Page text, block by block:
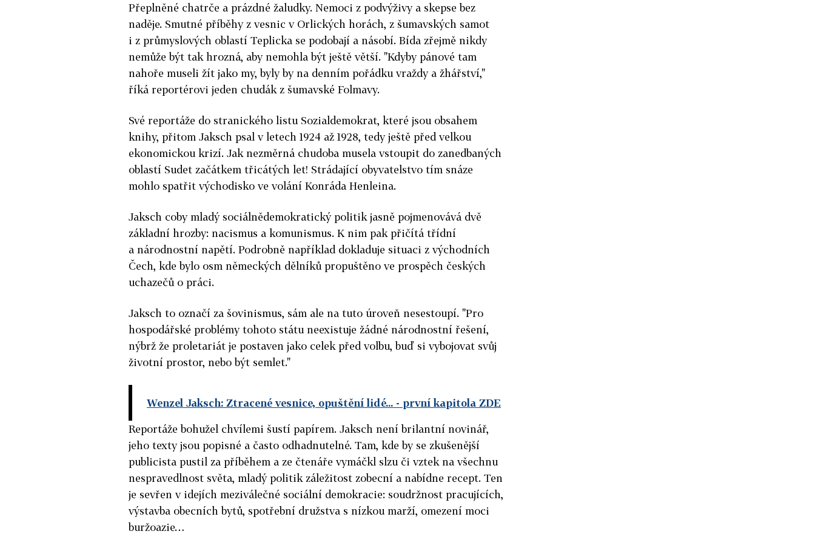
Přeplněné chatrče a prázdné žaludky. Nemoci z podvýživy a skepse bez
naděje. Smutné příběhy z vesnic v Orlických horách, z šumavských samot
i z průmyslových oblastí Teplicka se podobají a násobí. Bída zřejmě nikdy
nemůže být tak hrozná, aby nemohla být ještě větší. "Kdyby pánové tam
nahoře museli žít jako my, byly by na denním pořádku vraždy a žhářství,"
říká reportérovi jeden chudák z šumavské Folmavy.
Své reportáže do stranického listu Sozialdemokrat, které jsou obsahem
knihy, přitom Jaksch psal v letech 1924 až 1928, tedy ještě před velkou
ekonomickou krizí. Jak nezměrná chudoba musela vstoupit do zanedbaných
oblastí Sudet začátkem třicátých let! Strádající obyvatelstvo tím snáze
mohlo spatřit východisko ve volání Konráda Henleina.
Jaksch coby mladý sociálnědemokratický politik jasně pojmenovává dvě
základní hrozby: nacismus a komunismus. K nim pak přičítá třídní
a národnostní napětí. Podrobně například dokladuje situaci z východních
Čech, kde bylo osm německých dělníků propuštěno ve prospěch českých
uchazečů o práci.
Jaksch to označí za šovinismus, sám ale na tuto úroveň nesestoupí. "Pro
hospodářské problémy tohoto státu neexistuje žádné národnostní řešení,
nýbrž že proletariát je postaven jako celek před volbu, buď si vybojovat svůj
životní prostor, nebo být semlet."
Wenzel Jaksch: Ztracené vesnice, opuštění lidé... - první kapitola ZDE
Reportáže bohužel chvílemi šustí papírem. Jaksch není brilantní novinář,
jeho texty jsou popisné a často odhadnutelné. Tam, kde by se zkušenější
publicista pustil za příběhem a ze čtenáře vymáčkl slzu či vztek na všechnu
nespravedlnost světa, mladý politik záležitost zobecní a nabídne recept. Ten
je sevřen v idejích meziválečné sociální demokracie: soudržnost pracujících,
výstavba obecních bytů, spotřební družstva s nízkou marží, omezení moci
buržoazie…